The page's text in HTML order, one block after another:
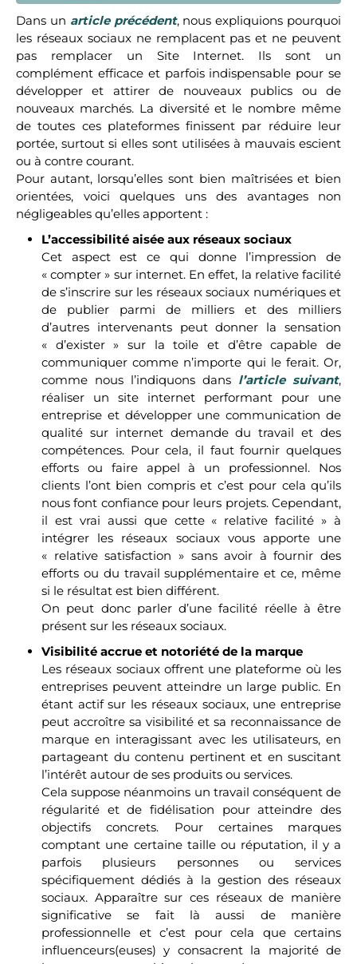
Dans un article précédent, nous expliquions pourquoi
les réseaux sociaux ne remplacent pas et ne peuvent
pas remplacer un Site Internet. Ils sont un
complément efficace et parfois indispensable pour se
développer et attirer de nouveaux publics ou de
nouveaux marchés. La diversité et le nombre même
de toutes ces plateformes finissent par réduire leur
portée, surtout si elles sont utilisées à mauvais escient
ou à contre courant.
Pour autant, lorsqu’elles sont bien maîtrisées et bien
orientées, voici quelques uns des avantages non
négligeables qu’elles apportent :
L’accessibilité aisée aux réseaux sociaux
Cet aspect est ce qui donne l’impression de
« compter » sur internet. En effet, la relative facilité
de s’inscrire sur les réseaux sociaux numériques et
de publier parmi de milliers et des milliers
d’autres intervenants peut donner la sensation
« d’exister » sur la toile et d’être capable de
communiquer comme n’importe qui le ferait. Or,
comme nous l’indiquons dans l’article suivant,
réaliser un site internet performant pour une
entreprise et développer une communication de
qualité sur internet demande du travail et des
compétences. Pour cela, il faut fournir quelques
efforts ou faire appel à un professionnel. Nos
clients l’ont bien compris et c’est pour cela qu’ils
nous font confiance pour leurs projets. Cependant,
il est vrai aussi que cette « relative facilité » à
intégrer les réseaux sociaux vous apporte une
« relative satisfaction » sans avoir à fournir des
efforts ou du travail supplémentaire et ce, même
si le résultat est bien différent.
On peut donc parler d’une facilité réelle à être
présent sur les réseaux sociaux.
Visibilité accrue et notoriété de la marque
Les réseaux sociaux offrent une plateforme où les
entreprises peuvent atteindre un large public. En
étant actif sur les réseaux sociaux, une entreprise
peut accroître sa visibilité et sa reconnaissance de
marque en interagissant avec les utilisateurs, en
partageant du contenu pertinent et en suscitant
l’intérêt autour de ses produits ou services.
Cela suppose néanmoins un travail conséquent de
régularité et de fidélisation pour atteindre des
objectifs concrets. Pour certaines marques
comptant une certaine taille ou réputation, il y a
parfois plusieurs personnes ou services
spécifiquement dédiés à la gestion des réseaux
sociaux. Apparaître sur ces réseaux de manière
significative se fait là aussi de manière
professionnelle et c’est pour cela que certains
influenceurs(euses) y consacrent la majorité de